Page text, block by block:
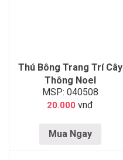
Thú Bông Trang Trí Cây
Thông Noel
MSP: 040508
20.000 vnđ
Mua Ngay